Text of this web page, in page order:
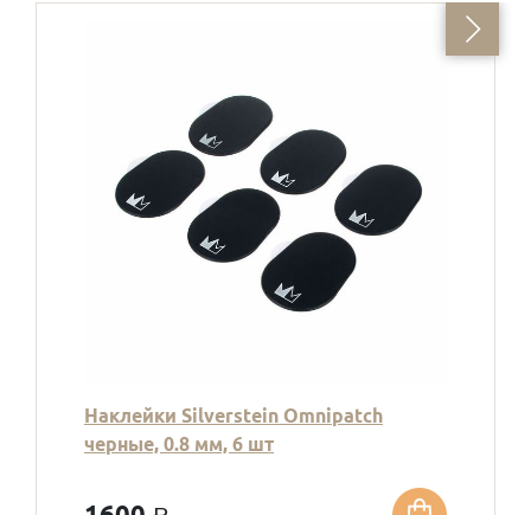
Наклейки Silverstein Omnipatch
черные, 0.8 мм, 6 шт